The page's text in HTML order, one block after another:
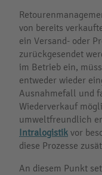
von bereits
ein Versand- oder
zurückgesendet
im Betrieb ein,
entweder wieder
Ausnahmefall und
Wiederverkauf
umweltfreundlich
Intralogistik vor
diese Prozesse
An diesem Punkt